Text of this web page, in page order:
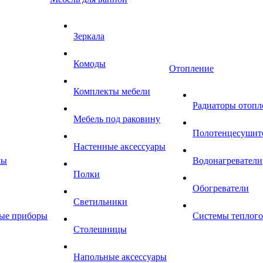
приборы
Зеркала
Комоды
Комплекты мебели
Мебель под раковину
Настенные аксессуары
Полки
Светильники
Столешницы
Напольные аксессуары
Отопление
Радиаторы
Водонагреватели
Обогреватели
Системы